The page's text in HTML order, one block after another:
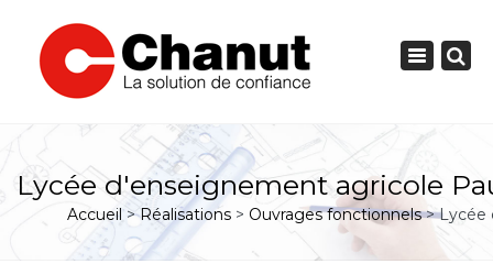
PRÉSENTATION
L'HISTORIQUE
NOS DOMAINES D'INTERVENTION
Toggle
Lycée d'enseignement agricole
Accueil>Réalisations> Ouvrages fonctionnels> Lycée